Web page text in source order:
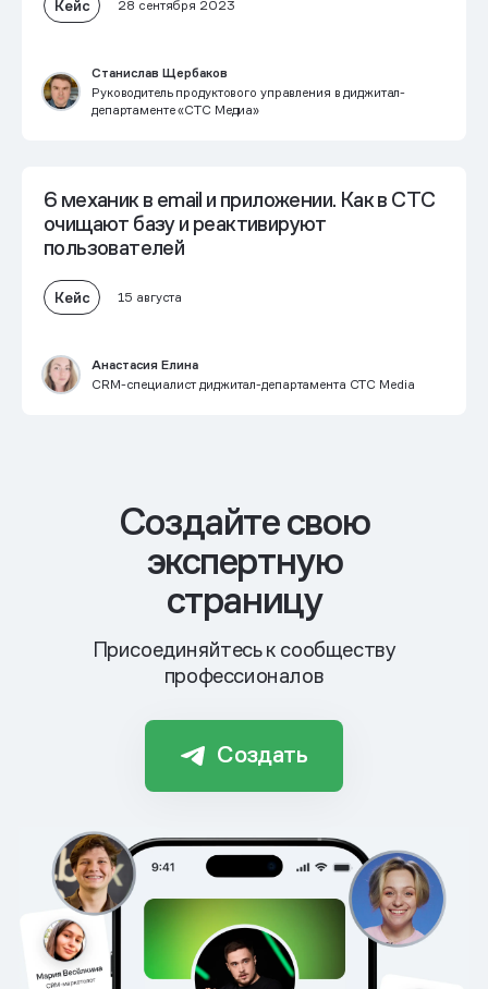
Кейс 28 сентября 2023
Станислав Щербаков
Руководитель продуктового управления в диджитал-
департаменте «CTC Медиа»
6 механик в email и приложении. Как в СТС
очищают базу и реактивируют
пользователей
Кейс 15 августа
Анастасия Елина
CRM-специалист диджитал-департамента CTC Media
Cоздайте свою
экспертную
страницу
Присоединяйтесь к сообществу
профессионалов
Создать